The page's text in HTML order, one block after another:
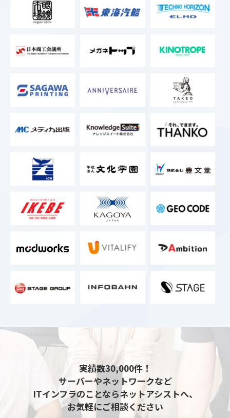
実績数30,000件！
サーバーやネットワークなど
ITインフラのことならネットアシストへ、
お気軽にご相談ください